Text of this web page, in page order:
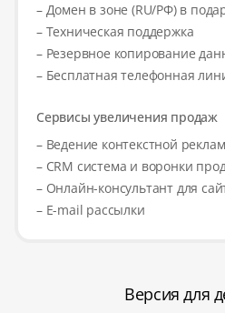
– Домен в зоне (RU/РФ) в
– Техническая поддержка
– Резервное копирование
– Бесплатная телефонная
Сервисы увеличения продаж
– Ведение контекстной
– CRM система и воронки
– Онлайн-консультант для
– E-mail рассылки
Версия для